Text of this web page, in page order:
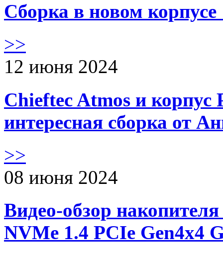
Сборка в новом
>>
12 июня 2024
Chieftec Atmos и корпус
интересная сборка от
>>
08 июня 2024
Видео-обзор
NVMe 1.4 PCIe Gen4х4